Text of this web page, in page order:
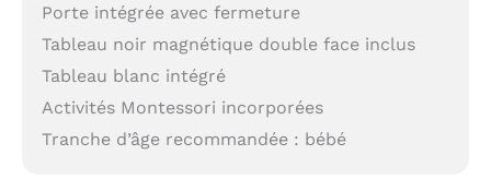
Porte intégrée avec fermeture
Tableau noir magnétique double face inclus
Tableau blanc intégré
Activités Montessori incorporées
Tranche d’âge recommandée : bébé